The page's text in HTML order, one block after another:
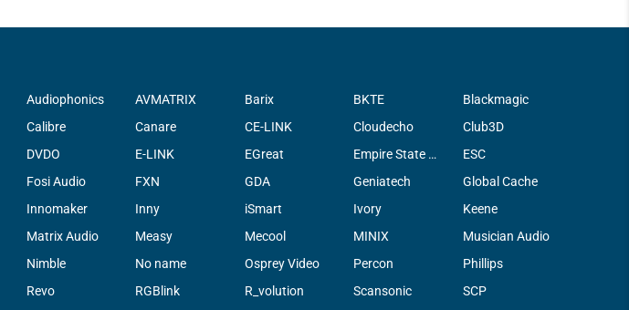
Audiophonics AVMATRIX Barix BKTE
Blackmagic
Calibre Canare CE-LINK Cloudecho
Club3D
DVDO E-LINK EGreat Empire State Filter Company, INC.
ESC
Fosi Audio FXN GDA Geniatech
Global Cache
Innomaker Inny iSmart Ivory
Keene
Matrix Audio Measy Mecool MINIX
Musician Audio
Nimble No name Osprey Video Percon
Phillips
Revo RGBlink R_volution Scansonic
SCP